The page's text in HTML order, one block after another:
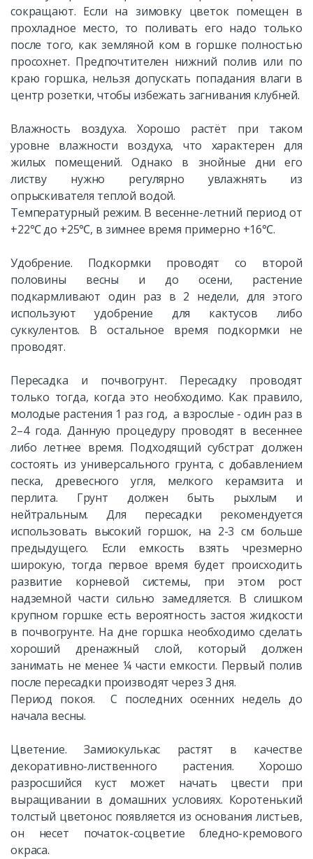
сокращают. Если на зимовку цветок помещен в
прохладное место, то поливать его надо только
после того, как земляной ком в горшке полностью
просохнет. Предпочтителен нижний полив или по
краю горшка, нельзя допускать попадания влаги в
центр розетки, чтобы избежать загнивания клубней.
Влажность воздуха. Хорошо растёт при таком
уровне влажности воздуха, что характерен для
жилых помещений. Однако в знойные дни его
листву нужно регулярно увлажнять из
опрыскивателя теплой водой.
Температурный режим. В весенне-летний период от
+22℃ до +25℃, в зимнее время примерно +16℃.
Удобрение. Подкормки проводят со второй
половины весны и до осени, растение
подкармливают один раз в 2 недели, для этого
используют удобрение для кактусов либо
суккулентов. В остальное время подкормки не
проводят.
Пересадка и почвогрунт. Пересадку проводят
только тогда, когда это необходимо. Как правило,
молодые растения 1 раз год, а взрослые - один раз в
2–4 года. Данную процедуру проводят в весеннее
либо летнее время. Подходящий субстрат должен
состоять из универсального грунта, с добавлением
песка, древесного угля, мелкого керамзита и
перлита. Грунт должен быть рыхлым и
нейтральным. Для пересадки рекомендуется
использовать высокий горшок, на 2-3 см больше
предыдущего. Если емкость взять чрезмерно
широкую, тогда первое время будет происходить
развитие корневой системы, при этом рост
надземной части сильно замедляется. В слишком
крупном горшке есть вероятность застоя жидкости
в почвогрунте. На дне горшка необходимо сделать
хороший дренажный слой, который должен
занимать не менее ¼ части емкости. Первый полив
после пересадки производят через 3 дня.
Период покоя. С последних осенних недель до
начала весны.
Цветение. Замиокулькас растят в качестве
декоративно-лиственного растения. Хорошо
разросшийся куст может начать цвести при
выращивании в домашних условиях. Коротенький
толстый цветонос появляется из основания листьев,
он несет початок-соцветие бледно-кремового
окраса.